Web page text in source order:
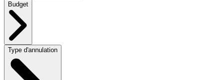
Budget
Type d'annulation